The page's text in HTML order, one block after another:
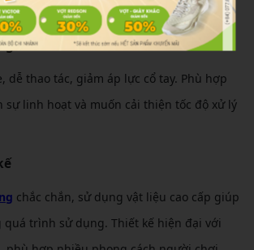
định khi cần tấn công.
dễ thao tác, giảm áp lực cổ tay. Phù hợp
sự linh hoạt và muốn cải thiện tốc độ xử lý
chắc chắn, sử dụng vật liệu cao cấp giúp
trình sử dụng. Thiết kế hiện đại với